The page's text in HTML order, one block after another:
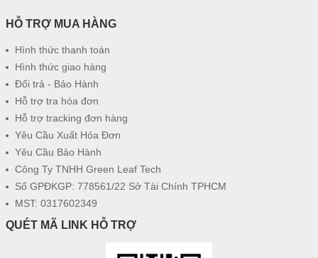
HỖ TRỢ MUA HÀNG
Hình thức thanh toán
Hình thức giao hàng
Đổi trả - Bảo Hành
Hỗ trợ tra hóa đơn
Hỗ trợ tracking đơn hàng
Yêu Cầu Xuất Hóa Đơn
Yêu Cầu Bảo Hành
Công Ty TNHH Green Leaf Tech
Số GPĐKGP: 778561/22 Sở Tài Chính TPHCM
MST: 0317602349
QUÉT MÃ LINK HỖ TRỢ